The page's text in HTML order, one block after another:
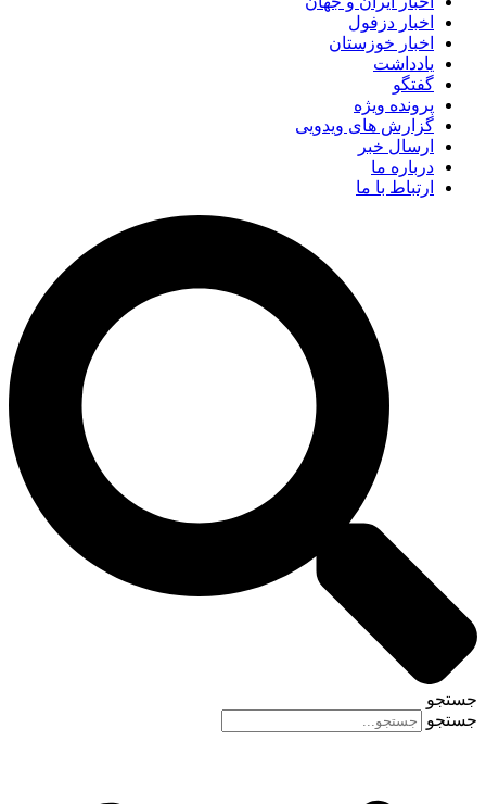
اخبار دزفول
اخبار خوزستان
یادداشت
گفتگو
پرونده ویژه
گزارش های ویدویی
ارسال خبر
درباره ما
ارتباط با ما
جستجو
جستجو